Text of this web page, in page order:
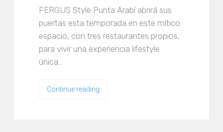
FERGUS Style Punta Arabí abrirá sus
puertas esta temporada en este mítico
espacio, con tres restaurantes propios,
para vivir una experiencia lifestyle
única…
Continue reading